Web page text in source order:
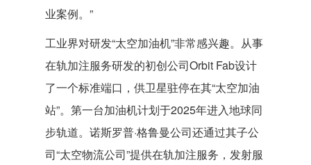
业案例。”
工业界对研发“太空加油机”非常感兴趣。从事
在轨加注服务研发的初创公司Orbit Fab设计
了一个标准端口，供卫星驻停在其“太空加油
站”。第一台加油机计划于2025年进入地球同
步轨道。诺斯罗普·格鲁曼公司还通过其子公
司“太空物流公司”提供在轨加注服务，发射服